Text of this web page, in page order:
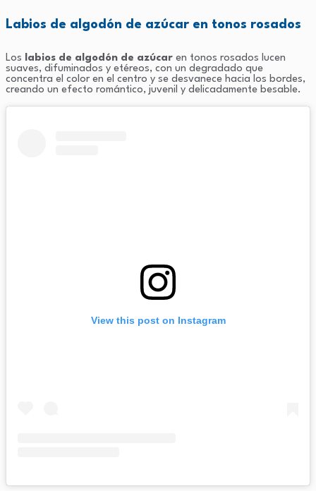
Labios de algodón de azúcar en tonos rosados
Los labios de algodón de azúcar en tonos rosados lucen
suaves, difuminados y etéreos, con un degradado que
concentra el color en el centro y se desvanece hacia los bordes,
creando un efecto romántico, juvenil y delicadamente besable.
View this post on Instagram